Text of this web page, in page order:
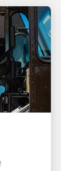
a